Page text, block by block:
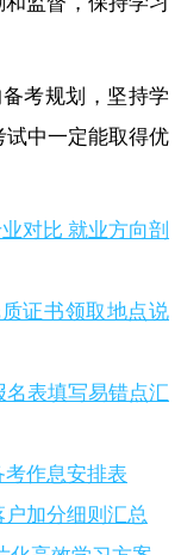
考规划，坚持学
试中一定能取得优
对比 就业方向剖
证书领取地点说
表填写易错点汇
作息安排表
加分细则汇总